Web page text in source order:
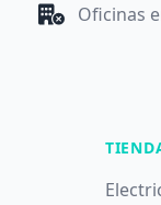
Oficinas